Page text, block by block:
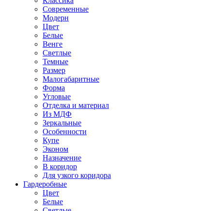
Современные
Модерн
Цвет
Белые
Венге
Светлые
Темные
Размер
Малогабаритные
Форма
Угловые
Отделка и материал
Из МДФ
Зеркальные
Особенности
Купе
Эконом
Назначение
В коридор
Для узкого коридора
Гардеробные
Цвет
Белые